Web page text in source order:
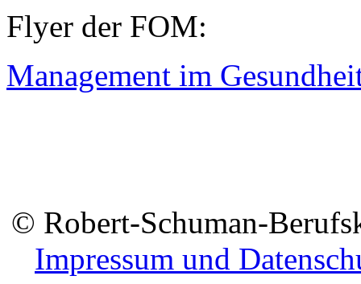
Flyer der FOM:
Management im
© Robert-Schuman-
Impressum und